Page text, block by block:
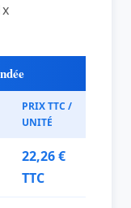
PRIX TTC /
UNITÉ
22,26 €
TTC